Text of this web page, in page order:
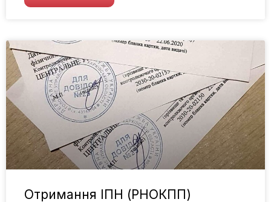
Отримання ІПН (РНОКПП)